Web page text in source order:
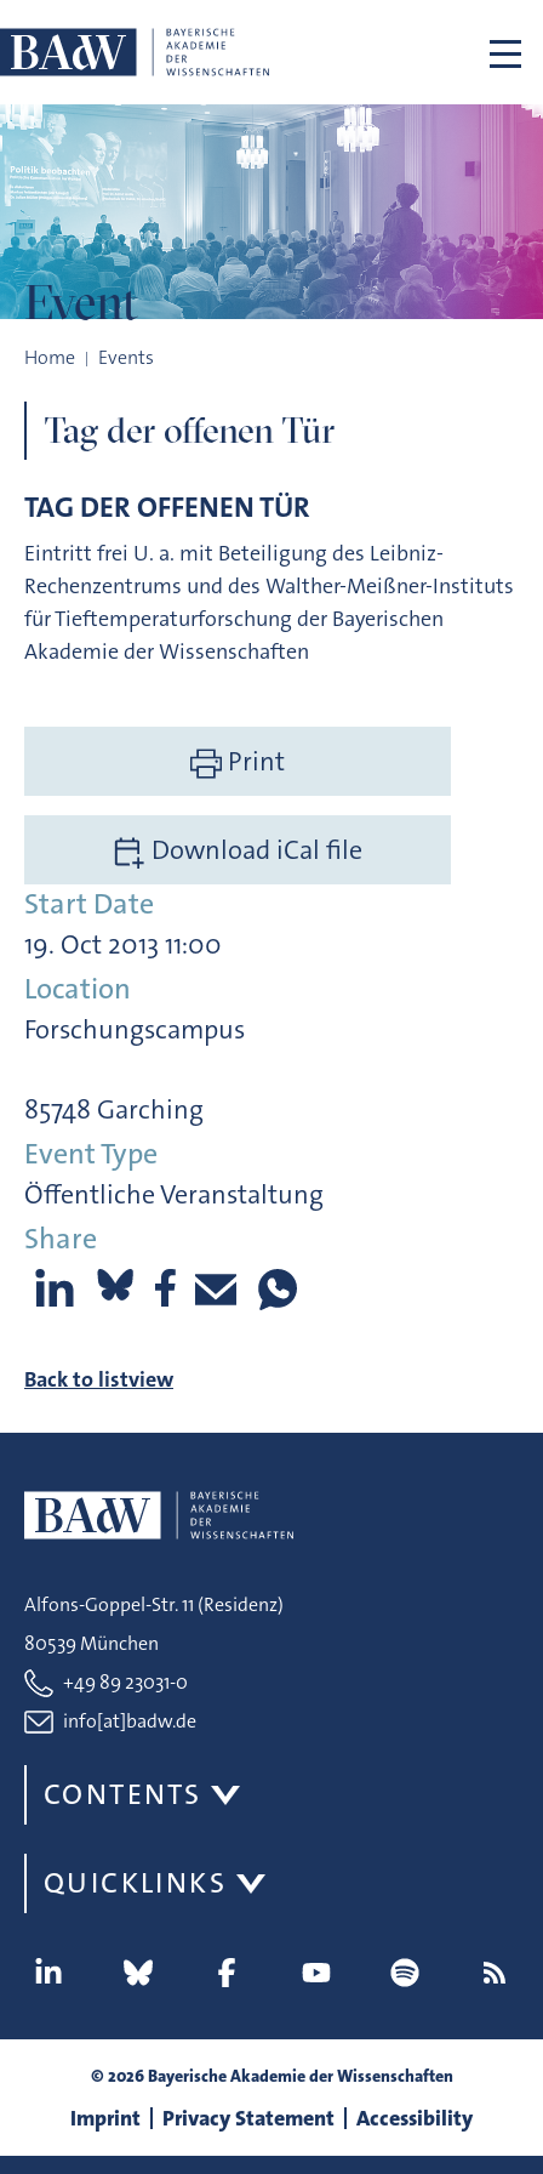
Event
Home Events
Tag der offenen Tür
TAG DER OFFENEN TÜR
Eintritt frei U. a. mit Beteiligung des Leibniz-
Rechenzentrums und des Walther-Meißner-Instituts
für Tieftemperaturforschung der Bayerischen
Akademie der Wissenschaften
Print
Download iCal file
Start Date
19. Oct 2013 11:00
Location
Forschungscampus
85748 Garching
Event Type
Öffentliche Veranstaltung
Share
Back to listview
Alfons-Goppel-Str. 11 (Residenz)
80539 München
+49 89 23031-0
info[at]badw.de
CONTENTS
QUICKLINKS
© 2026 Bayerische Akademie der Wissenschaften
Imprint Privacy Statement Accessibility